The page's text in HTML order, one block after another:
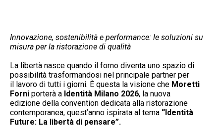
Innovazione, sostenibilità e performance: le soluzioni su
misura per la ristorazione di qualità
La libertà nasce quando il forno diventa uno spazio di
possibilità trasformandosi nel principale partner per
il lavoro di tutti i giorni. È questa la visione che Moretti
Forni porterà a Identità Milano 2026, la nuova
edizione della convention dedicata alla ristorazione
contemporanea, quest’anno ispirata al tema “Identità
Future: La libertà di pensare”.